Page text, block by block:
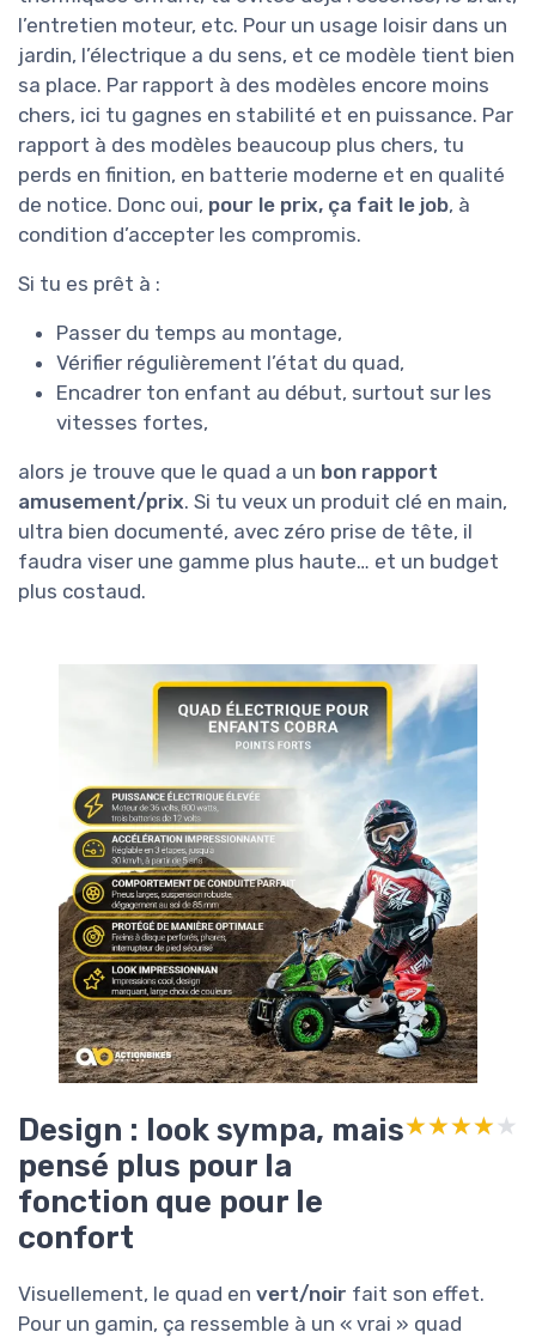
l’entretien moteur, etc. Pour un usage loisir dans un
jardin, l’électrique a du sens, et ce modèle tient bien
sa place. Par rapport à des modèles encore moins
chers, ici tu gagnes en stabilité et en puissance. Par
rapport à des modèles beaucoup plus chers, tu
perds en finition, en batterie moderne et en qualité
de notice. Donc oui, pour le prix, ça fait le job, à
condition d’accepter les compromis.
Si tu es prêt à :
Passer du temps au montage,
Vérifier régulièrement l’état du quad,
Encadrer ton enfant au début, surtout sur les
vitesses fortes,
alors je trouve que le quad a un bon rapport
amusement/prix. Si tu veux un produit clé en main,
ultra bien documenté, avec zéro prise de tête, il
faudra viser une gamme plus haute… et un budget
plus costaud.
Design : look sympa, mais
pensé plus pour la
fonction que pour le
confort
★★★★★
★★★★★
Visuellement, le quad en vert/noir fait son effet.
Pour un gamin, ça ressemble à un « vrai » quad